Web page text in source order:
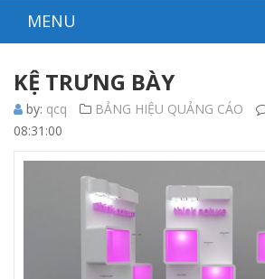
MENU
KỆ TRƯNG BÀY
by: qcq BẢNG HIỆU QUẢNG CÁO
08:31:00